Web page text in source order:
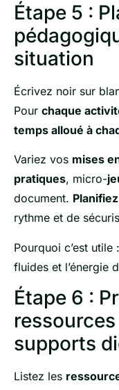
Étape 5 :
situation
Écrivez noir sur
Pour chaque
temps alloué à
Variez vos mises
pratiques, micro-
document.
rythme et de
Pourquoi c’est
fluides et l’énergie
Étape 6 :
supports
Listez les